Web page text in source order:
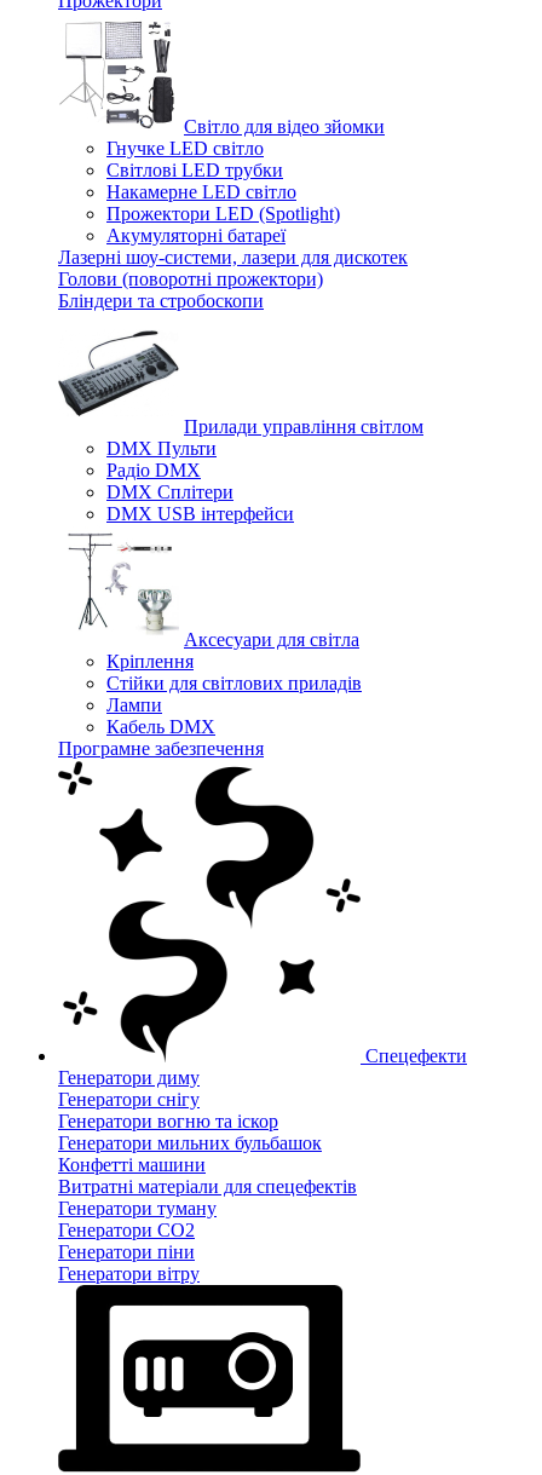
Світло для відео зйомки
Гнучке LED світло
Світлові LED трубки
Накамерне LED світло
Прожектори LED (Spotlight)
Акумуляторні батареї
Лазерні шоу-системи, лазери для дискотек
Голови (поворотні прожектори)
Бліндери та стробоскопи
Прилади управління світлом
DMX Пульти
Радіо DMX
DMX Сплітери
DMX USB інтерфейси
Аксесуари для світла
Кріплення
Стійки для світлових приладів
Лампи
Кабель DMX
Програмне забезпечення
Спецефекти
Генератори диму
Генератори снігу
Генератори вогню та іскор
Генератори мильних бульбашок
Конфетті машини
Витратні матеріали для спецефектів
Генератори туману
Генератори CO2
Генератори піни
Генератори вітру